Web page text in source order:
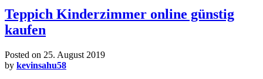
Teppich Kinderzimmer online günstig
kaufen
Posted on 25. August 2019
by kevinsahu58